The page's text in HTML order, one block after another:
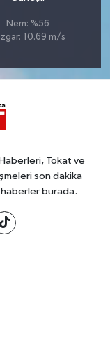
Nem: %56
10.69 m/s
Tokat ve
son dakika
burada.